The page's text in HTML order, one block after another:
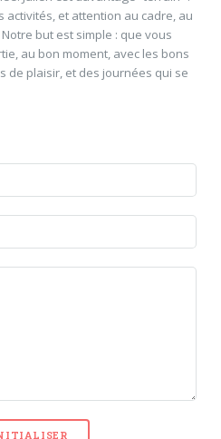
activités, et attention au cadre, au
but est simple : que vous
au bon moment, avec les bons
de plaisir, et des journées qui se